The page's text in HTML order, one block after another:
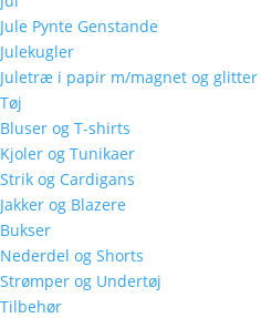
Jule Pynte Genstande
Julekugler
Juletræ i papir m/magnet og glitter
Tøj
Bluser og T-shirts
Kjoler og Tunikaer
Strik og Cardigans
Jakker og Blazere
Bukser
Nederdel og Shorts
Strømper og Undertøj
Tilbehør